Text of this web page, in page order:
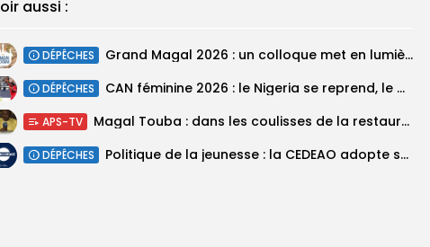
aussi :
DÉPÊCHES Grand Magal 2026 : un colloque met en lumière la portée universelle...
DÉPÊCHES ‎CAN féminine 2026 : le Nigeria se reprend, le Malawi surprend encore...
APS-TV Magal Touba : dans les coulisses de la restauration de la presse...
DÉPÊCHES Politique de la jeunesse : la CEDEAO adopte son plan d’actions stratégiques...